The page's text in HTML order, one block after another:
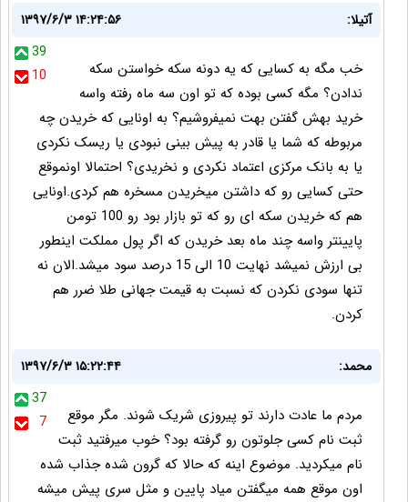
آتیلا:
۱۳۹۷/۶/۳ ۱۴:۲۴:۵۶
39
10
خب مگه به کسایی که یه دونه سکه خواستن سکه
ندادن؟ مگه کسی بوده که تو اون سه ماه رفته واسه
خرید بهش گفتن بهت نمیفروشیم؟ به اونایی که خریدن چه
مربوطه که شما یا قادر به پیش بینی نبودی یا ریسک نکردی
یا به بانک مرکزی اعتماد نکردی و نخریدی؟ احتمالا اونموقع
حتی کسایی رو که داشتن میخریدن مسخره هم کردی.اونایی
هم که خریدن سکه ای رو که تو بازار بود رو 100 تومن
پایینتر واسه چند ماه بعد خریدن که اگر پول مملکت اینطور
بی ارزش نمیشد نهایت 10 الی 15 درصد سود میشد.الان نه
تنها سودی نکردن که نسبت به قیمت جهانی طلا ضرر هم
کردن.
محمد:
۱۳۹۷/۶/۳ ۱۵:۲۲:۴۴
37
7
مردم ما عادت دارند تو پیروزی شریک شوند. مگر موقع
ثبت نام کسی جلوتون رو گرفته بود؟ خوب میرفتید ثبت
نام میکردید. موضوع اینه که حالا که گرون شده جذاب شده
اون موقع همه میگفتن میاد پایین و مثل سری پیش میشه